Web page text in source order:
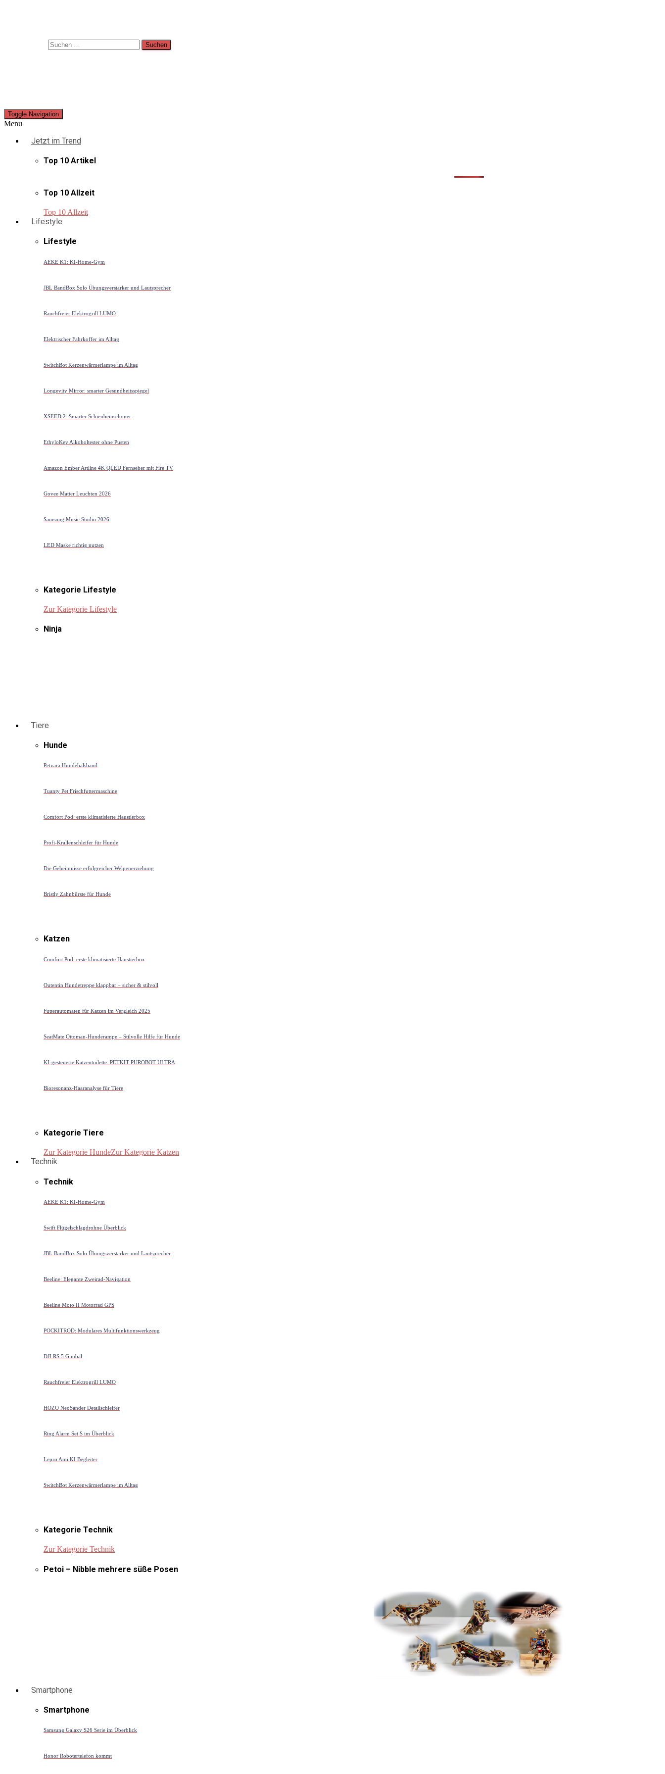
Toggle Navigation
Menu
Jetzt im Trend
Top 10 Artikel
Top 10 Allzeit
Top 10 Allzeit
Lifestyle
Lifestyle
AEKE K1: KI-Home-Gym
JBL BandBox Solo Übungsverstärker und Lautsprecher
Rauchfreier Elektrogrill LUMO
Elektrischer Fahrkoffer im Alltag
SwitchBot Kerzenwärmerlampe im Alltag
Longevity Mirror: smarter Gesundheitsspiegel
XSEED 2: Smarter Schienbeinschoner
EthyloKey Alkoholtester ohne Pusten
Amazon Ember Artline 4K QLED Fernseher mit Fire TV
Govee Matter Leuchten 2026
Samsung Music Studio 2026
LED Maske richtig nutzen
Kategorie Lifestyle
Zur Kategorie Lifestyle
Ninja
Tiere
Hunde
Petvara Hundehalsband
Tuanty Pet Frischfuttermaschine
Comfort Pod: erste klimatisierte Haustierbox
Profi-Krallenschleifer für Hunde
Die Geheimnisse erfolgreicher Welpenerziehung
Bristly Zahnbürste für Hunde
Katzen
Comfort Pod: erste klimatisierte Haustierbox
Outentin Hundetreppe klappbar – sicher & stilvoll
Futterautomaten für Katzen im Vergleich 2025
SeatMate Ottoman-Hunderampe – Stilvolle Hilfe für Hunde
KI-gesteuerte Katzentoilette: PETKIT PUROBOT ULTRA
Bioresonanz-Haaranalyse für Tiere
Kategorie Tiere
Zur Kategorie HundeZur Kategorie Katzen
Technik
Technik
AEKE K1: KI-Home-Gym
Swift Flügelschlagdrohne Überblick
JBL BandBox Solo Übungsverstärker und Lautsprecher
Beeline: Elegante Zweirad-Navigation
Beeline Moto II Motorrad GPS
POCKITROD: Modulares Multifunktionswerkzeug
DJI RS 5 Gimbal
Rauchfreier Elektrogrill LUMO
HOZO NeoSander Detailschleifer
Ring Alarm Set S im Überblick
Lepro Ami KI Begleiter
SwitchBot Kerzenwärmerlampe im Alltag
Kategorie Technik
Zur Kategorie Technik
Petoi – Nibble mehrere süße Posen
Smartphone
Smartphone
Samsung Galaxy S26 Serie im Überblick
Honor Robotertelefon kommt